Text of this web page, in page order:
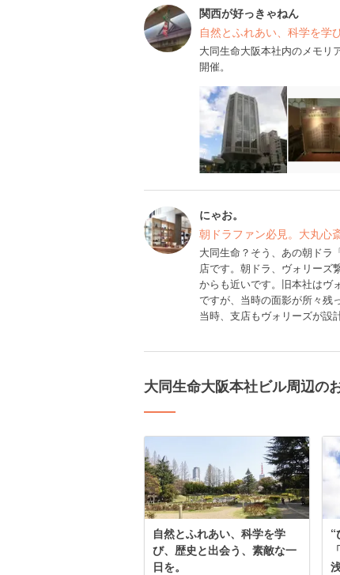
関西が好っきゃねん
自然とふれあい、科学を学
大同生命大阪本社内のメモリ
開催。
にゃお。
朝ドラファン必見。大丸心
大同生命？そう、あの朝ドラ
店です。朝ドラ、ヴォリーズ
からも近いです。旧本社はヴ
ですが、当時の面影が所々残
当時、支店もヴォリーズが設
大同生命大阪本社ビル周辺の
自然とふれあい、科学を学
び、歴史と出会う、素敵な一
日を。
“